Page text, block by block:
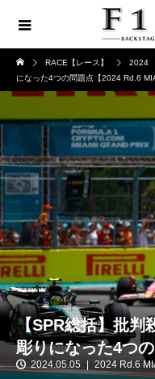
RACE【レース】 2024
になった4つの問題点【2024 Rd.6
【SPR総括】批判
彫りになった4つ
2024.05.05 2024 Rd.6